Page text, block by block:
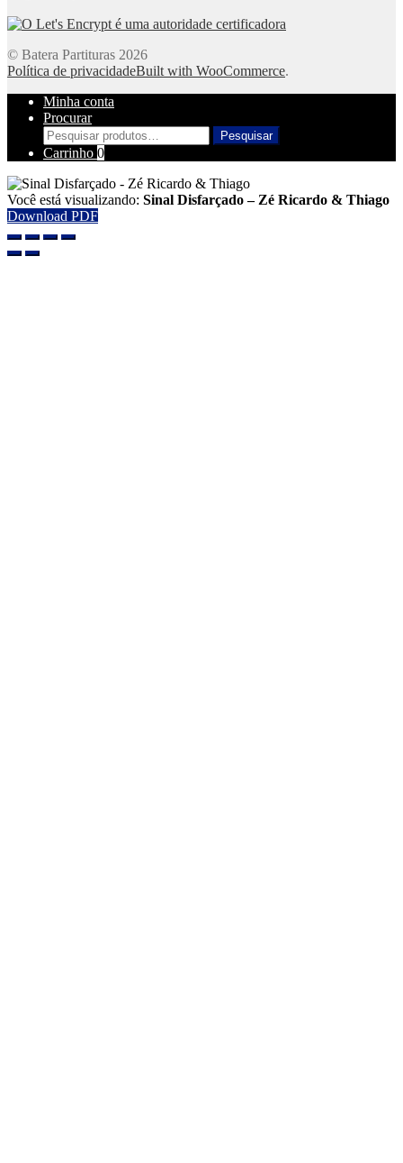
© Batera Partituras 2026
Política de privacidadeBuilt with WooCommerce.
Minha conta
Procurar
Pesquisar
por:
Pesquisar
Carrinho 0
Você está visualizando: Sinal Disfarçado – Zé Ricardo & Thiago
Download PDF